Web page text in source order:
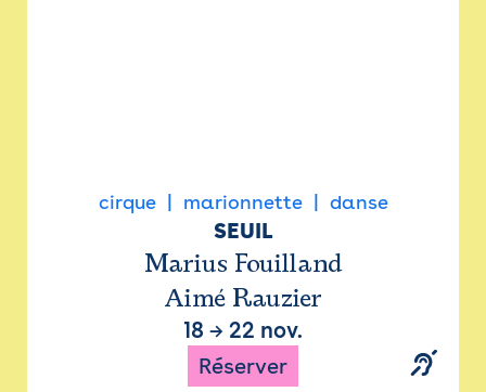
cirque marionnette danse
SEUIL
Marius Fouilland
Aimé Rauzier
18 → 22 nov.
Réserver